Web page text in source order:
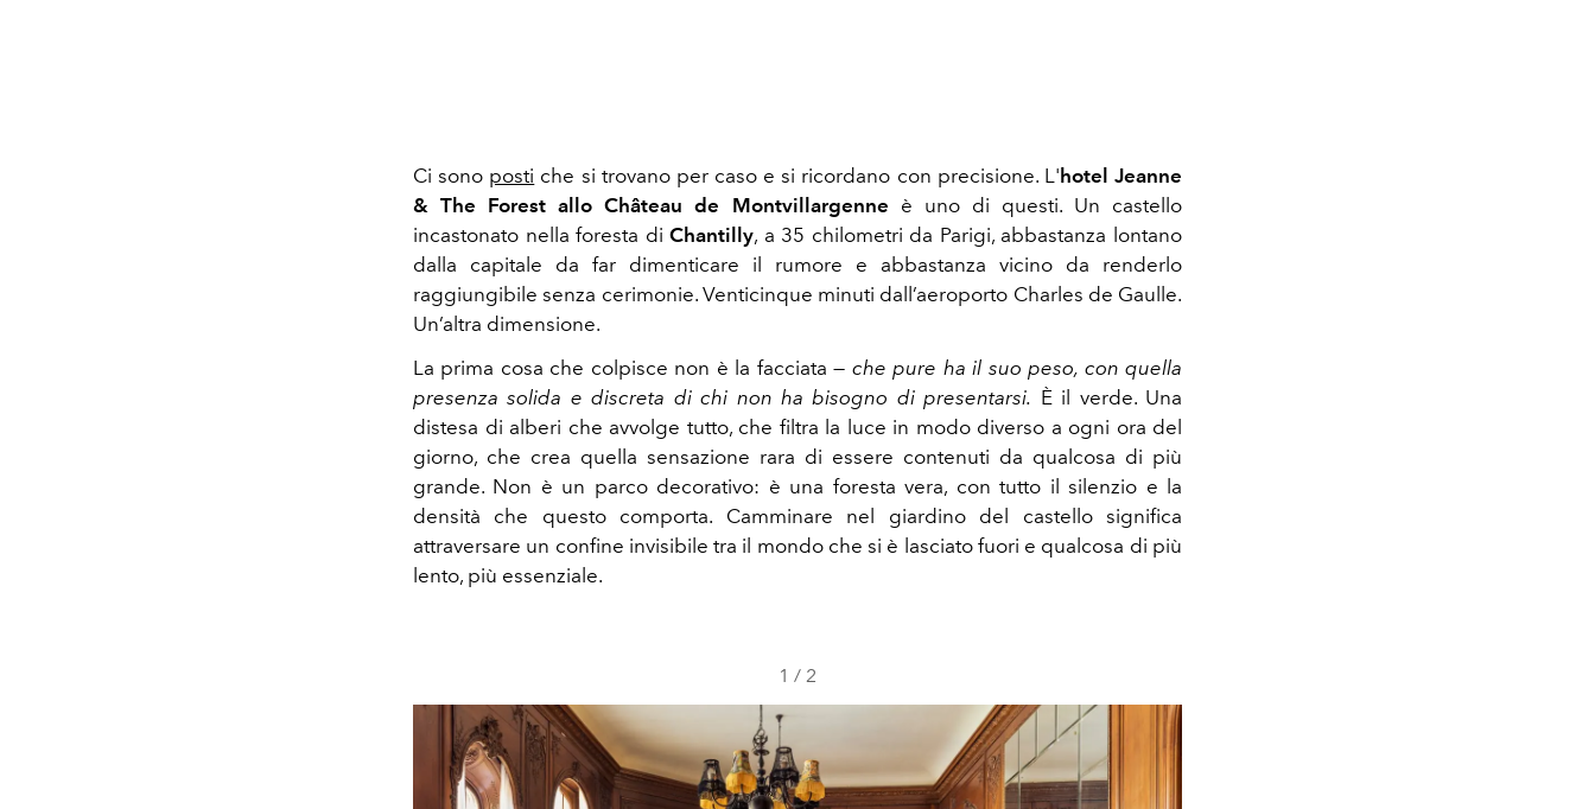
Ci sono posti che si trovano per caso e si ricordano con precisione. L' hotel Jeanne
& The Forest allo Château de Montvillargenne è uno di questi. Un castello
incastonato nella foresta diChantilly, a 35 chilometri da Parigi, abbastanza lontano
dalla capitale da far dimenticare il rumore e abbastanza vicino da renderlo
raggiungibile senza cerimonie. Venticinque minuti dall’aeroporto Charles de Gaulle.
Un’altra dimensione.
La prima cosa che colpisce non è la facciata — che pure ha il suo peso, con quella
presenza solida e discreta di chi non ha bisogno di presentarsi. È il verde. Una
distesa di alberi che avvolge tutto, che filtra la luce in modo diverso a ogni ora del
giorno, che crea quella sensazione rara di essere contenuti da qualcosa di più
grande. Non è un parco decorativo: è una foresta vera, con tutto il silenzio e la
densità che questo comporta. Camminare nel giardino del castello significa
attraversare un confine invisibile tra il mondo che si è lasciato fuori e qualcosa di più
lento, più essenziale.
1 / 2